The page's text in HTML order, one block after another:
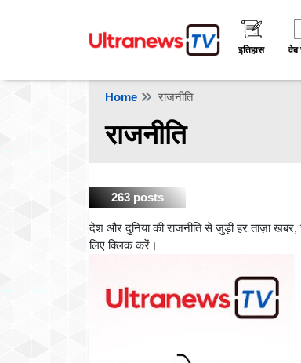
इतिहास वेब
Home राजनीति
राजनीति
263 posts
देश और दुनिया की राजनीति से जुड़ी हर ताज़ा खबर,
लिए क्लिक करें।